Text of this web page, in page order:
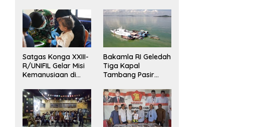
Satgas Konga XXIII-
R/UNIFIL Gelar Misi
Kemanusiaan di
Bakamla RI Geledah
Tiga Kapal
Tambang Pasir
Karimun